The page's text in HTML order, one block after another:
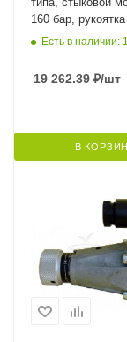
160 бар, рукоятка
Есть в наличии:
19 262.39 ₽/шт
В